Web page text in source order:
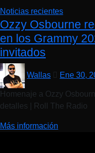
Noticias recientes
Ozzy Osbourne
en los Grammy
invitados
Wallas Ene 30,
Homenaje a Ozzy
detalles | Roll The Radio
Más información